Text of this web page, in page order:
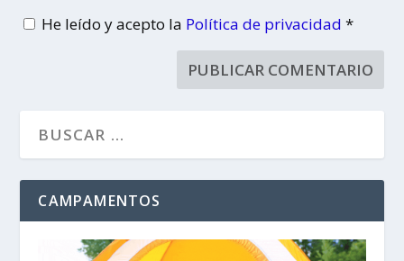
He leído y acepto la Política de privacidad*
CAMPAMENTOS